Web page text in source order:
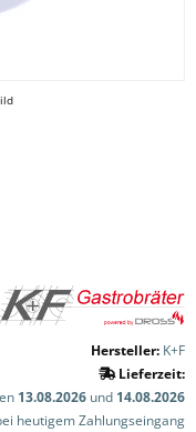
Hersteller: K+F
Lieferzeit:
13.08.2026 und 14.08.2026
heutigem Zahlungseingang